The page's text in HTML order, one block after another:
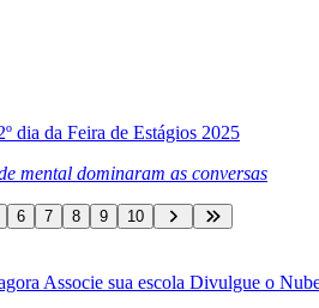
dia da Feira de Estágios 2025
mental dominaram as conversas
6 7 8 9 10
Associe sua escola Divulgue o